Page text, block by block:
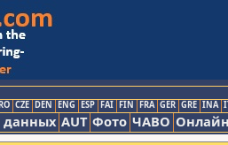
CZE DEN ENG ESP FAI FIN FRA GER GRE INA
данных AUT Фото ЧАВО